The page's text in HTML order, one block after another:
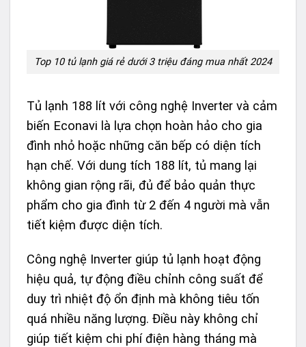
Top 10 tủ lạnh giá rẻ dưới 3 triệu đáng mua nhất 2024
Tủ lạnh 188 lít với công nghệ Inverter và cảm
biến Econavi là lựa chọn hoàn hảo cho gia
đình nhỏ hoặc những căn bếp có diện tích
hạn chế. Với dung tích 188 lít, tủ mang lại
không gian rộng rãi, đủ để bảo quản thực
phẩm cho gia đình từ 2 đến 4 người mà vẫn
tiết kiệm được diện tích.
Công nghệ Inverter giúp tủ lạnh hoạt động
hiệu quả, tự động điều chỉnh công suất để
duy trì nhiệt độ ổn định mà không tiêu tốn
quá nhiều năng lượng. Điều này không chỉ
giúp tiết kiệm chi phí điện hàng tháng mà